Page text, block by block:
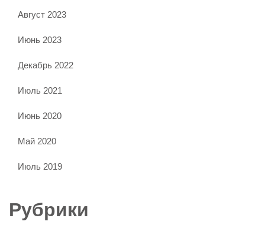
Август 2023
Июнь 2023
Декабрь 2022
Июль 2021
Июнь 2020
Май 2020
Июль 2019
Рубрики